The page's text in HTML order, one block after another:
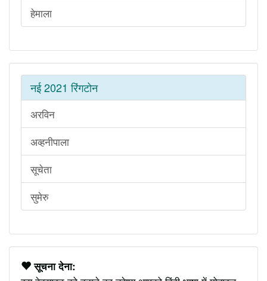
हेमाला
नई 2021 रिंगटोन
अरविन
अव्हनीपाला
सूचेता
सुमेरु
सूचना देना: